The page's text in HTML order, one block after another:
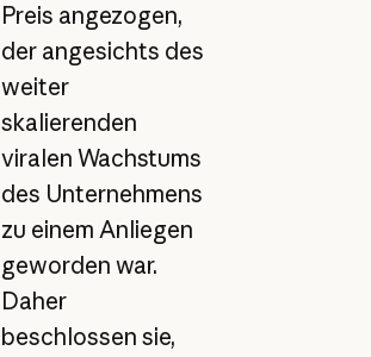
Preis angezogen,
der angesichts des
weiter
skalierenden
viralen Wachstums
des Unternehmens
zu einem Anliegen
geworden war.
Daher
beschlossen sie,